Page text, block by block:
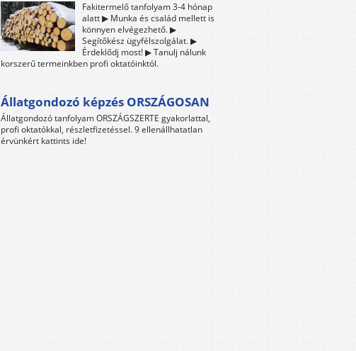
Fakitermelő tanfolyam 3-4 hónap
alatt ▶ Munka és család mellett is
könnyen elvégezhető. ▶
Segítőkész ügyfélszolgálat. ▶
Érdeklődj most! ▶ Tanulj nálunk
korszerű termeinkben profi oktatóinktól.
Állatgondozó képzés ORSZÁGOSAN
Állatgondozó tanfolyam ORSZÁGSZERTE gyakorlattal,
profi oktatókkal, részletfizetéssel. 9 ellenállhatatlan
érvünkért kattints ide!